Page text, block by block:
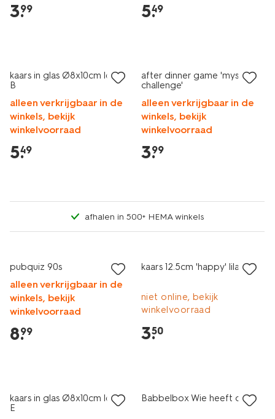
3.
99 5.
49
kaars in glas Ø8x10cm letter
B
alleen verkrijgbaar in de
winkels, bekijk
winkelvoorraad
5.
49
after dinner game 'mystery
challenge'
alleen verkrijgbaar in de
winkels, bekijk
winkelvoorraad
3.
99
afhalen in 500+ HEMA winkels
pubquiz 90s
alleen verkrijgbaar in de
winkels, bekijk
winkelvoorraad
8.
99
kaars 12.5cm 'happy' lila
niet online, bekijk
winkelvoorraad
3.
50
kaars in glas Ø8x10cm letter
E
Babbelbox Wie heeft ooit